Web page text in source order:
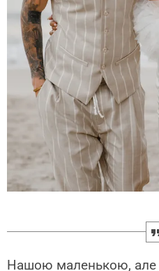
Нашою маленькою, але